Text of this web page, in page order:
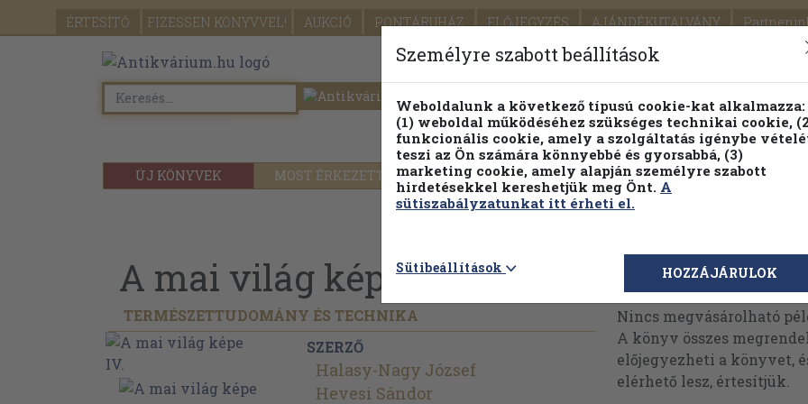
ÉRTESÍTŐ FIZESSEN KÖNYVVEL! AUKCIÓ PONTÁRUHÁZ ELŐJEGYZÉS AJÁNDÉKUTALVÁNY
SEGÍTSÉG
ÚJ KÖNYVEK MOST ÉRKEZETT PILLANATNYI ÁRAINK FENNTARTHATÓ
Részletes kereső Témaköri fa
A mai világ képe IV.
TERMÉSZETTUDOMÁNY ÉS TECHNIKA
SZERZŐ
Halasy-Nagy József
Hevesi Sándor
Megvásárolható
Nincs megvásárolható
A könyv összes
előjegyezheti a könyvet,
elérhető lesz, értesítjük.
Személyre szabott beállítások
Weboldalunk a következő típusú cookie-kat alkalmazza:
(1) weboldal működéséhez szükséges technikai cookie,
funkcionális cookie, amely a szolgáltatás igénybe
teszi az Ön számára könnyebbé és gyorsabbá, (3)
marketing cookie, amely alapján személyre szabott
hirdetésekkel kereshetjük meg Önt. A
sütiszabályzatunkat itt érheti el.
Sütibeállítások HOZZÁJÁRULOK